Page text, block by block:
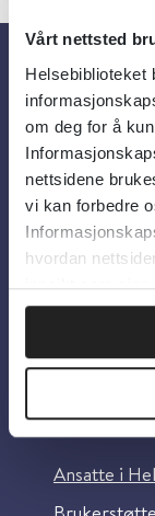
Vårt nettsted
Helsebiblioteket
om deg for å
nettsidene
vi kan forbedre
hvordan
innsikt som gjør
Om oss
Om
Personvern
Information
Ansatte i